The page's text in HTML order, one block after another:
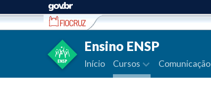
Ir para conteúdo
Ensino ENSP
Início Cursos Comunicação